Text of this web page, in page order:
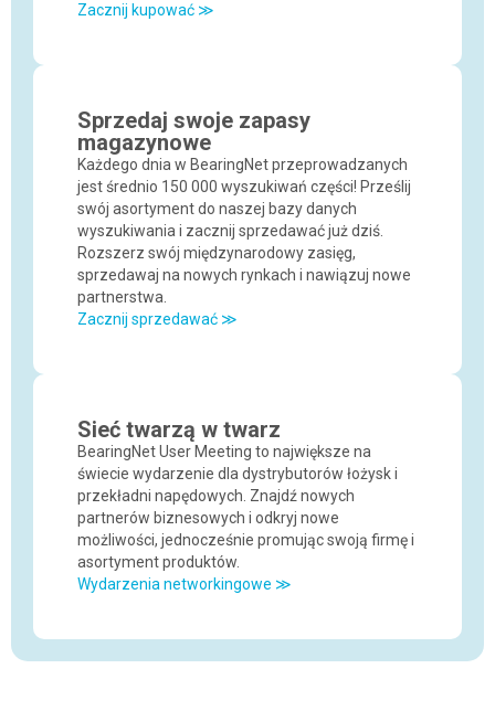
Zacznij kupować ≫
Sprzedaj swoje zapasy
magazynowe
Każdego dnia w BearingNet przeprowadzanych
jest średnio 150 000 wyszukiwań części! Prześlij
swój asortyment do naszej bazy danych
wyszukiwania i zacznij sprzedawać już dziś.
Rozszerz swój międzynarodowy zasięg,
sprzedawaj na nowych rynkach i nawiązuj nowe
partnerstwa.
Zacznij sprzedawać ≫
Sieć twarzą w twarz
BearingNet User Meeting to największe na
świecie wydarzenie dla dystrybutorów łożysk i
przekładni napędowych. Znajdź nowych
partnerów biznesowych i odkryj nowe
możliwości, jednocześnie promując swoją firmę i
asortyment produktów.
Wydarzenia networkingowe ≫